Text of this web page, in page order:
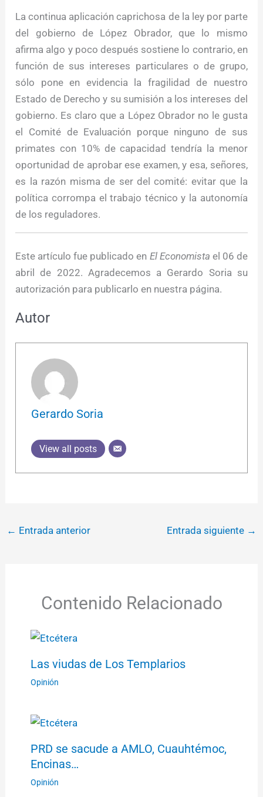
La continua aplicación caprichosa de la ley por parte
del gobierno de López Obrador, que lo mismo
afirma algo y poco después sostiene lo contrario, en
función de sus intereses particulares o de grupo,
sólo pone en evidencia la fragilidad de nuestro
Estado de Derecho y su sumisión a los intereses del
gobierno. Es claro que a López Obrador no le gusta
el Comité de Evaluación porque ninguno de sus
primates con 10% de capacidad tendría la menor
oportunidad de aprobar ese examen, y esa, señores,
es la razón misma de ser del comité: evitar que la
política corrompa el trabajo técnico y la autonomía
de los reguladores.
Este artículo fue publicado en El Economista el 06 de
abril de 2022. Agradecemos a Gerardo Soria su
autorización para publicarlo en nuestra página.
Autor
Gerardo Soria
View all posts
← Entrada anterior Entrada siguiente →
Contenido Relacionado
Las viudas de Los Templarios
Opinión
PRD se sacude a AMLO, Cuauhtémoc,
Encinas…
Opinión